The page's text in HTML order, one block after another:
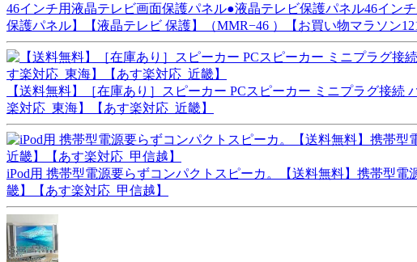
46インチ用液晶テレビ画面保護パネル●液晶テレビ保護パネル46イン
保護パネル】【液晶テレビ 保護】（MMR−46 ）【お買い物マラソン
【送料無料】［在庫あり］スピーカー PCスピーカー ミニプラグ接
楽対応_東海】【あす楽対応_近畿】
iPod用 携帯型電源要らずコンパクトスピーカ。【送料無料】携帯型
畿】【あす楽対応_甲信越】